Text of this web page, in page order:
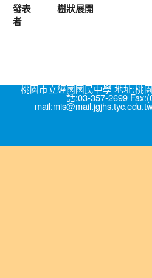
發表
者
樹狀展開
桃園市立經國國民中學 地址:桃
話:03-357-2699